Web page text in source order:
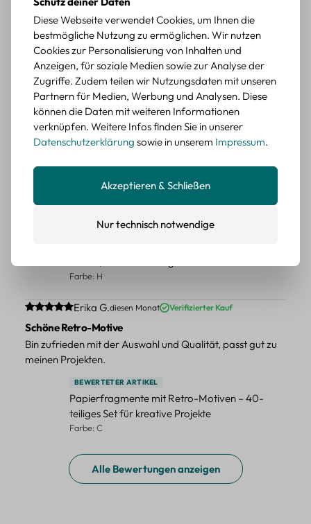
Erika G.diesen Monat
Schöne Motive
Die Sticker passen gut zu meinen Büchern, würde sie
wieder kaufen.
BEWERTETER ARTIKEL
Retro Blumen Sticker Set – 45 Stück mit 15
verschiedene Motive
Farbe: F
Schöne Deko-Teile für meine Bücher, es passt zu meinem
Stiel.
BEWERTETER ARTIKEL
Farbe: H
Durchschnittliche Bewertung von 5 von 5 Sternen
Erika G.diesen Monat Verifizierter Kauf
Schöne Retro-Motive
Bin zufrieden mit der Auswahl und Qualität, passt gut zu
meinen Projekten.
BEWERTETER ARTIKEL
Papierfragmente mit Retro-Motiven – 40-
teiliges Set für kreative Projekte
Farbe: C
Alle Bewertungen anzeigen
Diese Webseite verwendet Cookies, um Ihnen die
bestmögliche Nutzung zu ermöglichen. Wir nutzen
Cookies zur Personalisierung von Inhalten und
Anzeigen, für soziale Medien sowie zur Analyse der
Zugriffe. Zudem teilen wir Nutzungsdaten mit unseren
Partnern für Medien, Werbung und Analysen. Diese
können die Daten mit weiteren Informationen
verknüpfen. Weitere Infos finden Sie in unserer
Datenschutzerklärung sowie in unserem Impressum.
Nur technisch notwendige
Akzeptieren & Schließen